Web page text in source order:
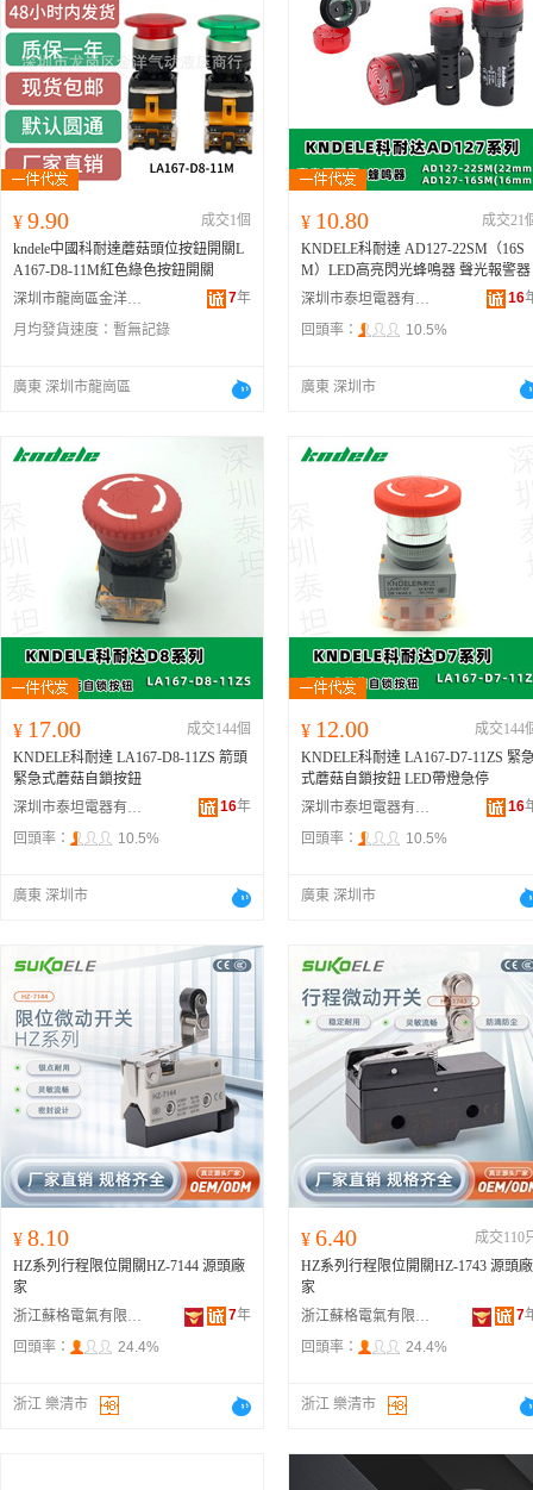
¥ 9.90
成交1個
kndele中國科耐達蘑菇頭位按鈕開關L
A167-D8-11M紅色綠色按鈕開關
深圳市龍崗區金洋氣動液壓商行
7年
月均發貨速度： 暫無記錄
廣東 深圳市龍崗區
¥ 10.80
成交21
KNDELE科耐達 AD127-22SM（16S
M）LED高亮閃光蜂鳴器 聲光報警器
深圳市泰坦電器有限公司
16
回頭率：
10.5%
廣東 深圳市
¥ 17.00
成交144個
KNDELE科耐達 LA167-D8-11ZS 箭頭
緊急式蘑菇自鎖按鈕
深圳市泰坦電器有限公司
16年
回頭率：
10.5%
廣東 深圳市
¥ 12.00
成交144
KNDELE科耐達 LA167-D7-11ZS 緊急
式蘑菇自鎖按鈕 LED帶燈急停
深圳市泰坦電器有限公司
16
回頭率：
10.5%
廣東 深圳市
¥ 8.10
HZ系列行程限位開關HZ-7144 源頭廠
家
浙江蘇格電氣有限公司
7年
回頭率：
24.4%
浙江 樂清市
¥ 6.40
成交110
HZ系列行程限位開關HZ-1743 源頭廠
家
浙江蘇格電氣有限公司
7
回頭率：
24.4%
浙江 樂清市